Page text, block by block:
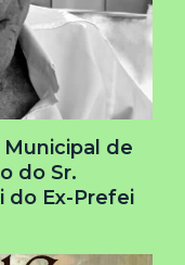
de
do Sr.
do Ex-Prefei